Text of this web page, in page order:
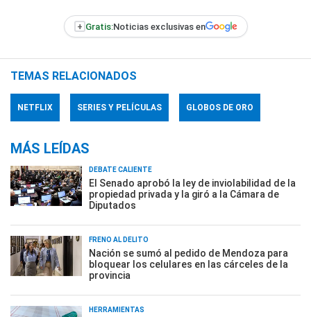
+ Gratis:Noticias exclusivas en
TEMAS RELACIONADOS
NETFLIX SERIES Y PELÍCULAS GLOBOS DE ORO
MÁS LEÍDAS
DEBATE CALIENTE
El Senado aprobó la ley de inviolabilidad de la
propiedad privada y la giró a la Cámara de
Diputados
FRENO AL DELITO
Nación se sumó al pedido de Mendoza para
bloquear los celulares en las cárceles de la
provincia
HERRAMIENTAS